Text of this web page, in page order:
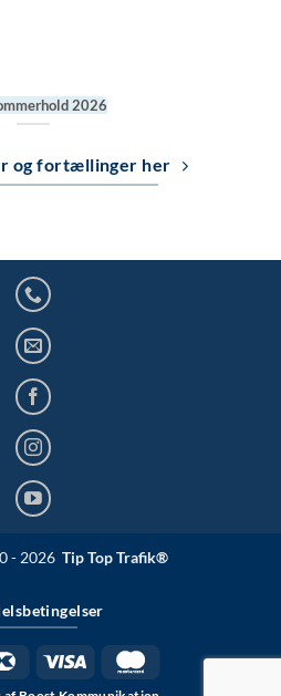
2026
og fortællinger her
- 2026 Tip Top Trafik®